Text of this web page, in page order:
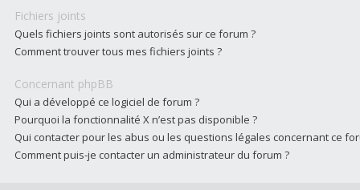
Fichiers joints
Quels fichiers joints sont autorisés sur ce forum ?
Comment trouver tous mes fichiers joints ?
Concernant phpBB
Qui a développé ce logiciel de forum ?
Pourquoi la fonctionnalité X n’est pas disponible ?
Qui contacter pour les abus ou les questions légales concernant ce
Comment puis-je contacter un administrateur du forum ?